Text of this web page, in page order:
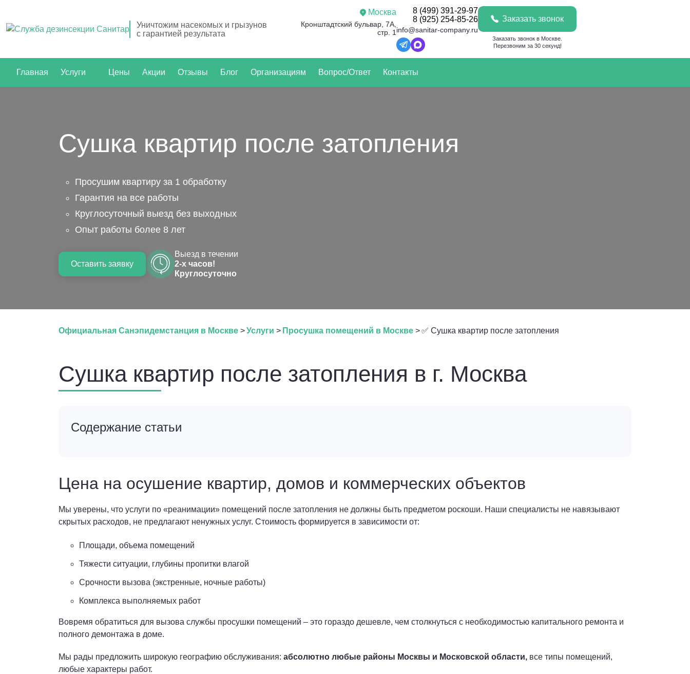
Уничтожим насекомых и грызунов
с гарантией результата
Москва
Кронштадтский бульвар, 7А,
стр. 1
8 (499) 391-29-97
8 (925) 254-85-26
info@sanitar-company.ru
Заказать звонок
Заказать звонок в Москве.
Перезвоним за 30 секунд!
Главная Услуги Цены Акции Отзывы Блог Организациям Вопрос/Ответ Контакты
Сушка квартир после затопления
Просушим квартиру за 1 обработку
Гарантия на все работы
Круглосуточный выезд без выходных
Опыт работы более 8 лет
Оставить заявку
Выезд в течении
2-х часов!
Круглосуточно
Официальная Санэпидемстанция в Москве >Услуги > Просушка помещений в Москве >✅ Сушка квартир после затопления
Сушка квартир после затопления в г. Москва
Содержание статьи
Цена на осушение квартир, домов и коммерческих объектов
Мы уверены, что услуги по «реанимации» помещений после затопления не должны быть предметом роскоши. Наши специалисты не навязывают
скрытых расходов, не предлагают ненужных услуг. Стоимость формируется в зависимости от:
Площади, объема помещений
Тяжести ситуации, глубины пропитки влагой
Срочности вызова (экстренные, ночные работы)
Комплекса выполняемых работ
Вовремя обратиться для вызова службы просушки помещений – это гораздо дешевле, чем столкнуться с необходимостью капитального ремонта и
полного демонтажа в доме.
Мы рады предложить широкую географию обслуживания: абсолютно любые районы Москвы и Московской области, все типы помещений,
любые характеры работ.